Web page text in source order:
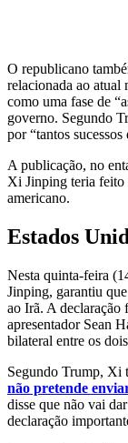
O republicano
relacionada ao atual
como uma fase de
governo. Segundo
por “tantos
A publicação, no
Xi Jinping teria feito
americano.
Estados
Nesta quinta-feira
Jinping, garantiu
ao Irã. A declaração
apresentador Sean
bilateral entre os
Segundo Trump, Xi
não pretende
disse que não vai
declaração